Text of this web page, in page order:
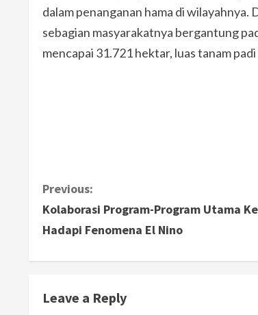
dalam penanganan hama di
sebagian masyarakatnya bergantung
mencapai 31.721 hektar, luas tanam
C
o
i
Previous:
Kolaborasi Program-Program Utama
Hadapi Fenomena El Nino
Leave a Reply